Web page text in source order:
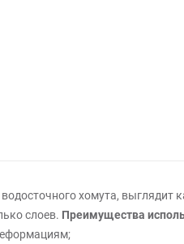
хомута,
слоев. Преимущества